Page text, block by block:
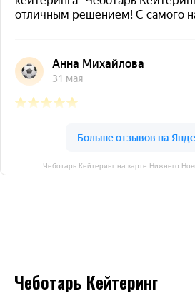
Чеботарь Кейтеринг на карте Нижнего
Чеботарь Кейтеринг